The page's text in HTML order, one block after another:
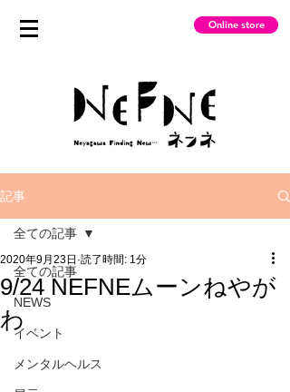
Online store
記事
全ての記事
NEWS
イベント
メンタルヘルス
全ての記事
9/24 NEFNEムーンねやが
わ
2020年9月23日 読了時間: 1分